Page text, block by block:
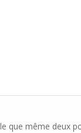
que même deux